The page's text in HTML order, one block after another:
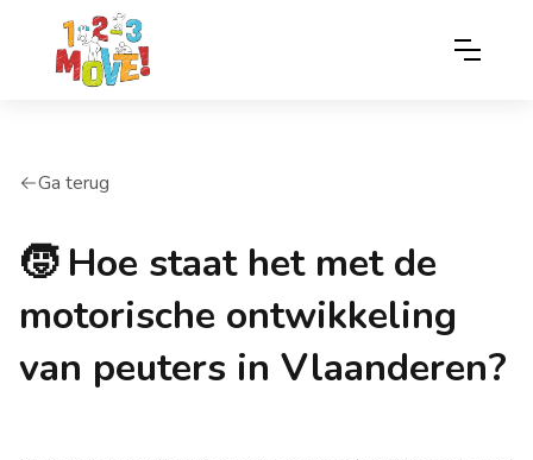
arrow-leftGa terug
🧒 Hoe staat het met de
motorische ontwikkeling
van peuters in Vlaanderen?